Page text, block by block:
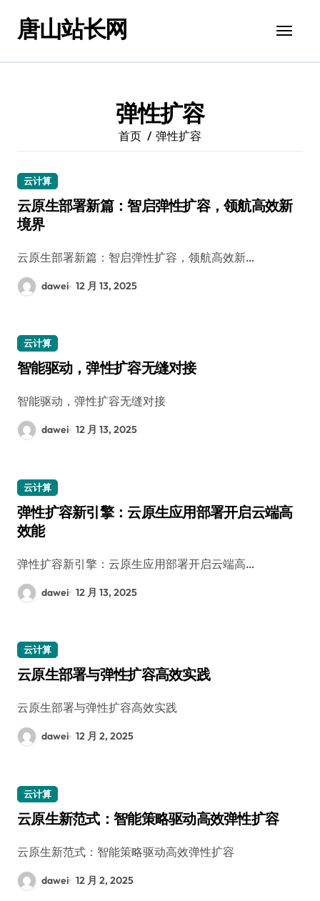
唐山站长网
弹性扩容
首页 弹性扩容
云计算
云原生部署新篇：智启弹性扩容，领航高效新
境界
云原生部署新篇：智启弹性扩容，领航高效新…
dawei 12 月 13, 2025
云计算
智能驱动，弹性扩容无缝对接
智能驱动，弹性扩容无缝对接
dawei 12 月 13, 2025
云计算
弹性扩容新引擎：云原生应用部署开启云端高
效能
弹性扩容新引擎：云原生应用部署开启云端高…
dawei 12 月 13, 2025
云计算
云原生部署与弹性扩容高效实践
云原生部署与弹性扩容高效实践
dawei 12 月 2, 2025
云计算
云原生新范式：智能策略驱动高效弹性扩容
云原生新范式：智能策略驱动高效弹性扩容
dawei 12 月 2, 2025